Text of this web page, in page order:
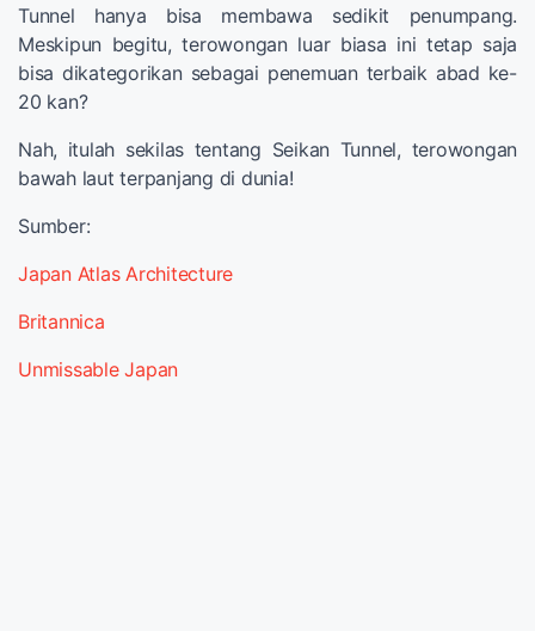
Tunnel hanya bisa membawa sedikit penumpang.
Meskipun begitu, terowongan luar biasa ini tetap saja
bisa dikategorikan sebagai penemuan terbaik abad ke-
20 kan?
Nah, itulah sekilas tentang Seikan Tunnel, terowongan
bawah laut terpanjang di dunia!
Sumber:
Japan Atlas Architecture
Britannica
Unmissable Japan